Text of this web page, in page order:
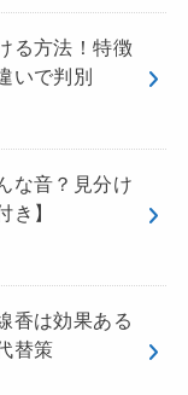
る方法！特徴
いで判別
な音？見分け
き】
香は効果ある
替策